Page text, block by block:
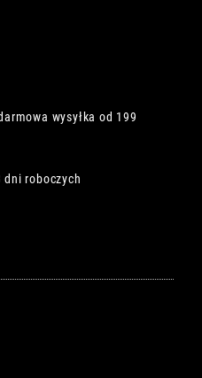
wysyłka od 199
roboczych